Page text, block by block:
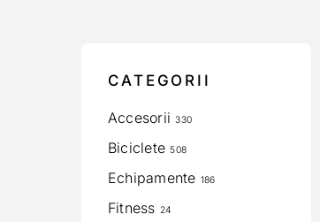
CATEGORII
Accesorii 330
Biciclete 508
Echipamente 186
Fitness 24